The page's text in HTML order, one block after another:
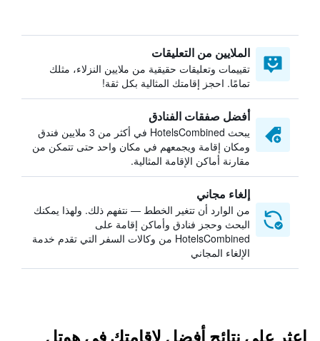
الملايين من التعليقات
تقييمات وتعليقات حقيقية من ملايين النزلاء، مثلك
تمامًا. احجز إقامتك المثالية بكل ثقة!
أفضل صفقات الفنادق
يبحث HotelsCombined في أكثر من 3 ملايين فندق
ومكان إقامة ويجمعهم في مكان واحد حتى تتمكن من
مقارنة أماكن الإقامة المثالية.
إلغاء مجاني
من الوارد أن تتغير الخطط — نتفهم ذلك. ولهذا يمكنك
البحث وحجز فنادق وأماكن إقامة على
HotelsCombined من وكالات السفر التي تقدم خدمة
الإلغاء المجاني